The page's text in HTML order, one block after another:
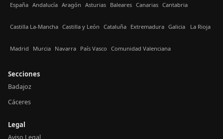
España Andalucía Aragón Asturias Baleares Canarias Cantabria
Castilla La-Mancha Castilla y León Cataluña Extremadura Galicia La Rioja
Madrid Murcia Navarra País Vasco Comunidad Valenciana
Secciones
Badajoz
Cáceres
Legal